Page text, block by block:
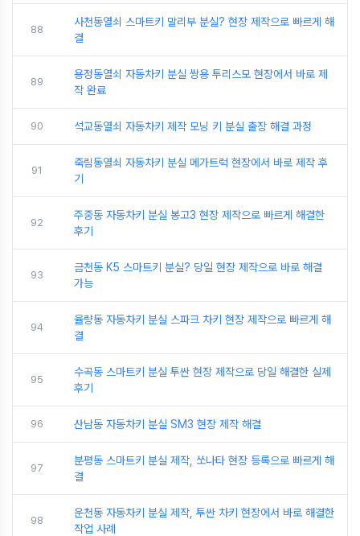
88
사천동열쇠 스마트키 말리부 분실? 현장 제작으로 빠르게 해
결
89
용정동열쇠 자동차키 분실 쌍용 투리스모 현장에서 바로 제
작 완료
90 석교동열쇠 자동차키 제작 모닝 키 분실 출장 해결 과정
91
죽림동열쇠 자동차키 분실 메가트럭 현장에서 바로 제작 후
기
92
주중동 자동차키 분실 봉고3 현장 제작으로 빠르게 해결한
후기
93
금천동 K5 스마트키 분실? 당일 현장 제작으로 바로 해결
가능
94
율량동 자동차키 분실 스파크 차키 현장 제작으로 빠르게 해
결
95
수곡동 스마트키 분실 투싼 현장 제작으로 당일 해결한 실제
후기
96 산남동 자동차키 분실 SM3 현장 제작 해결
97
분평동 스마트키 분실 제작, 쏘나타 현장 등록으로 빠르게 해
결
98
운천동 자동차키 분실 제작, 투싼 차키 현장에서 바로 해결한
작업 사례